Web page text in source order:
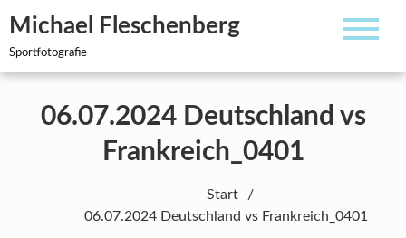
Inhalt
springen
Michael Fleschenberg
Sportfotografie
06.07.2024 Deutschland vs
Frankreich_0401
Start
06.07.2024 Deutschland vs Frankreich_0401